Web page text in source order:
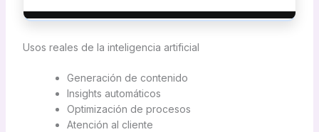
Usos reales de la inteligencia artificial
Generación de contenido
Insights automáticos
Optimización de procesos
Atención al cliente